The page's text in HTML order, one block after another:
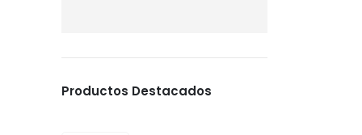
Productos Destacados